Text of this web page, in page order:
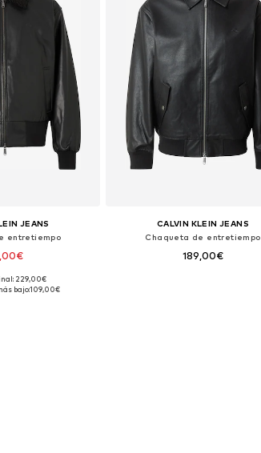
JEANS
entretiempo
S, M, L, XL
229,00€
bajo:109,00€
CALVIN KLEIN JEANS
Chaqueta de entretiempo
189,00€